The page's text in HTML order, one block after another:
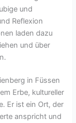
und
Reflexion
laden dazu
und über
in Füssen
Erbe, kultureller
Er ist ein Ort, der
anspricht und